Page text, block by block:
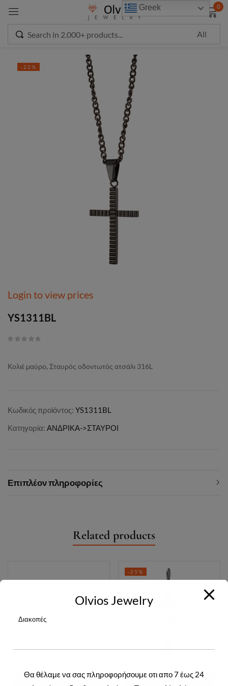
0
-22%
Login to view prices
YS1311BL
Κολιέ μαύρο, Σταυρός οδοντωτός ατσάλι 316L
Κωδικός προϊόντος: YS1311BL
Κατηγορία: ΑΝΔΡΙΚΑ->ΣΤΑΥΡΟΙ
Επιπλέον πληροφορίες
Related products
-25%
Greek
Sign in
Remember me
LOG IN
CREATE AN ACCOUNT
modal-check
Olvios Jewelry
Διακοπές
Θα θέλαμε να σας πληροφορήσουμε οτι απο 7 έως 24